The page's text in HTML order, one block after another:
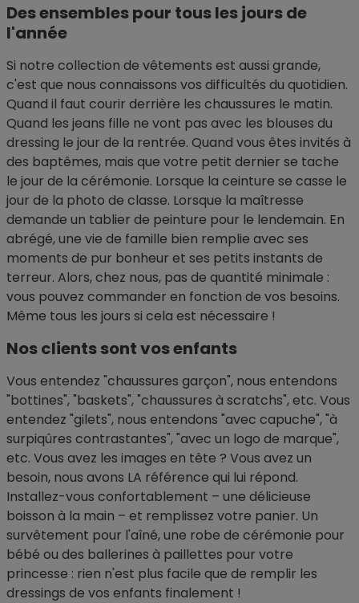
Des ensembles pour tous les jours de
l'année
Si notre collection de vêtements est aussi grande,
c'est que nous connaissons vos difficultés du quotidien.
Quand il faut courir derrière les chaussures le matin.
Quand les jeans fille ne vont pas avec les blouses du
dressing le jour de la rentrée. Quand vous êtes invités à
des baptêmes, mais que votre petit dernier se tache
le jour de la cérémonie. Lorsque la ceinture se casse le
jour de la photo de classe. Lorsque la maîtresse
demande un tablier de peinture pour le lendemain. En
abrégé, une vie de famille bien remplie avec ses
moments de pur bonheur et ses petits instants de
terreur. Alors, chez nous, pas de quantité minimale :
vous pouvez commander en fonction de vos besoins.
Même tous les jours si cela est nécessaire !
Nos clients sont vos enfants
Vous entendez "chaussures garçon", nous entendons
"bottines", "baskets", "chaussures à scratchs", etc. Vous
entendez "gilets", nous entendons "avec capuche", "à
surpiqûres contrastantes", "avec un logo de marque",
etc. Vous avez les images en tête ? Vous avez un
besoin, nous avons LA référence qui lui répond.
Installez-vous confortablement – une délicieuse
boisson à la main – et remplissez votre panier. Un
survêtement pour l'aîné, une robe de cérémonie pour
bébé ou des ballerines à paillettes pour votre
princesse : rien n'est plus facile que de remplir les
dressings de vos enfants finalement !